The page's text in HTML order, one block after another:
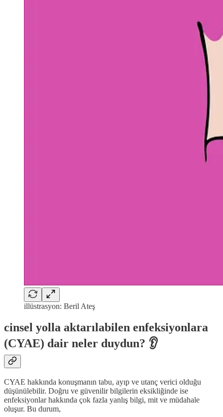
illüstrasyon: Beril Ateş
cinsel yolla aktarılabilen enfeksiyonlara
(CYAE) dair neler duydun? 👂
CYAE hakkında konuşmanın tabu, ayıp ve utanç verici olduğu
düşünülebilir. Doğru ve güvenilir bilgilerin eksikliğinde ise
enfeksiyonlar hakkında çok fazla yanlış bilgi, mit ve müdahale
oluşur. Bu durum,